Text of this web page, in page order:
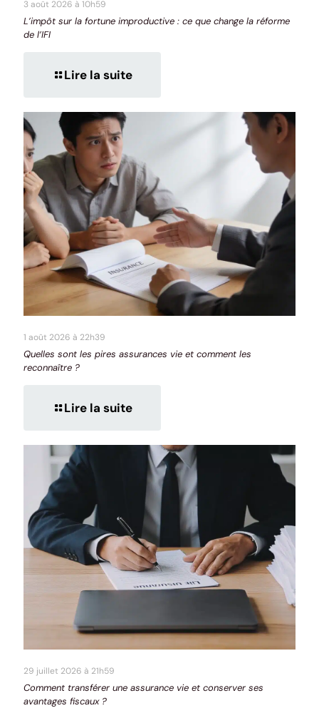
3 août 2026 à 10h59
L’impôt sur la fortune improductive : ce que change la réforme
de l’IFI
Lire la suite
1 août 2026 à 22h39
Quelles sont les pires assurances vie et comment les
reconnaître ?
Lire la suite
29 juillet 2026 à 21h59
Comment transférer une assurance vie et conserver ses
avantages fiscaux ?